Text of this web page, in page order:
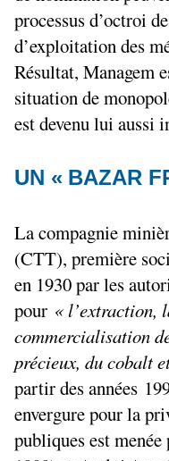
processus d’octroi
d’exploitation des
Résultat, Managem
situation de
est devenu lui aussi
UN « BAZAR
La compagnie
(CTT), première
en 1930 par les
pour « l’extraction,
commercialisation
précieux, du cobalt
partir des années
envergure pour la
publiques est